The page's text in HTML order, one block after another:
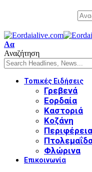
Αα
Αναζήτηση
Τοπικές Ειδήσεις
Γρεβενά
Εορδαία
Καστοριά
Κοζάνη
Φλώρινα
Επικοινωνία